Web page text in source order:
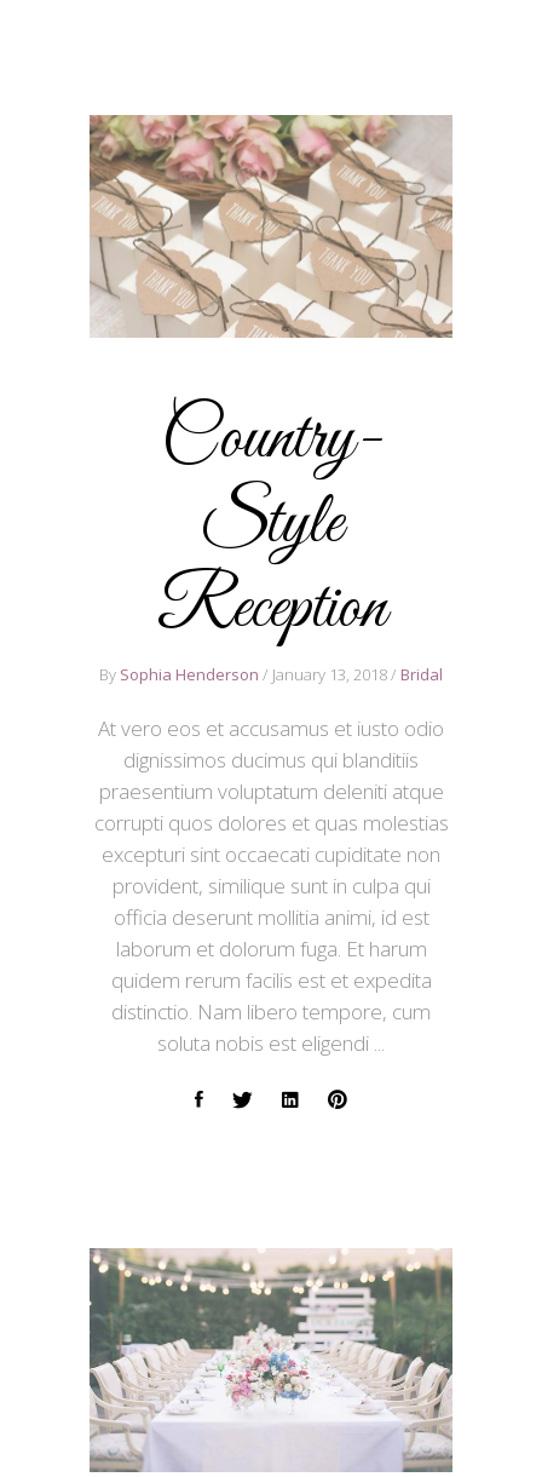
Country-
Style
Reception
By Sophia Henderson January 13, 2018 Bridal
At vero eos et accusamus et iusto odio
dignissimos ducimus qui blanditiis
praesentium voluptatum deleniti atque
corrupti quos dolores et quas molestias
excepturi sint occaecati cupiditate non
provident, similique sunt in culpa qui
officia deserunt mollitia animi, id est
laborum et dolorum fuga. Et harum
quidem rerum facilis est et expedita
distinctio. Nam libero tempore, cum
soluta nobis est eligendi